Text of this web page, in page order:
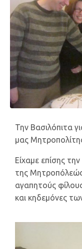
Την Bασιλόπιτα
μας
Είχαμε επίσης
της
αγαπητούς
και κηδεμόνες